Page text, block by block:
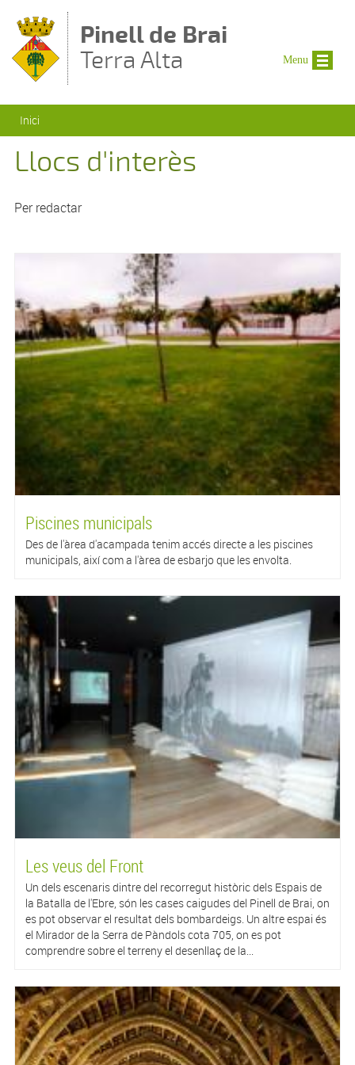
Pinell de Brai
Terra Alta
Esteu aquí
Inici
Llocs d'interès
Per redactar
Piscines municipals
Des de l'àrea d'acampada tenim accés directe a les piscines
municipals, així com a l'àrea de esbarjo que les envolta.
Les veus del Front
Un dels escenaris dintre del recorregut històric dels Espais de
la Batalla de l'Ebre, són les cases caigudes del Pinell de Brai, on
es pot observar el resultat dels bombardeigs. Un altre espai és
el Mirador de la Serra de Pàndols cota 705, on es pot
comprendre sobre el terreny el desenllaç de la...
Menu